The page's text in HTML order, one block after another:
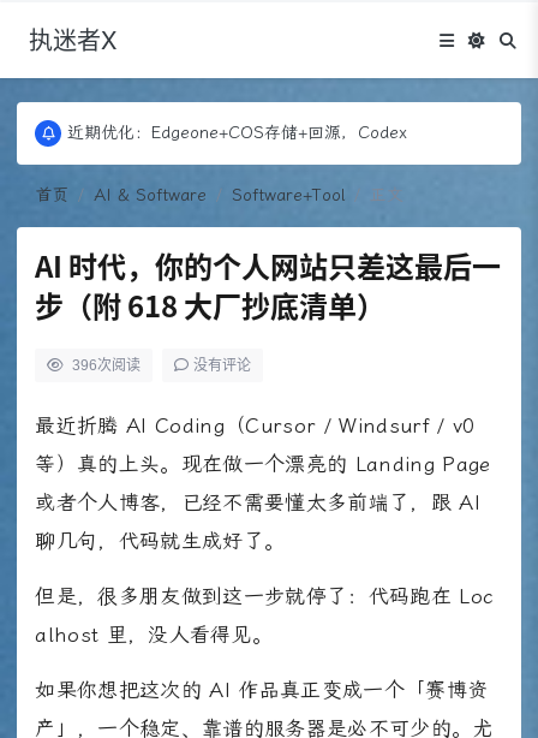
执迷者X
更新：Puock ➡ 阿里云轻量， 图床：Fontawesome
近期优化：Edgeone+COS存储+回源，Codex
更新：Puock ➡ 阿里云轻量， 图床：Fontawesome
近期优化：Edgeone+COS存储+回源，Codex
首页 AI & Software Software+Tool 正文
AI 时代，你的个人网站只差这最后一
步（附 618 大厂抄底清单）
396次阅读 没有评论
最近折腾 AI Coding（Cursor / Windsurf / v0
等）真的上头。现在做一个漂亮的 Landing Page
或者个人博客，已经不需要懂太多前端了，跟 AI
聊几句，代码就生成好了。
但是，很多朋友做到这一步就停了：代码跑在 Loc
alhost 里，没人看得见。
如果你想把这次的 AI 作品真正变成一个「赛博资
产」，一个稳定、靠谱的服务器是必不可少的。尤